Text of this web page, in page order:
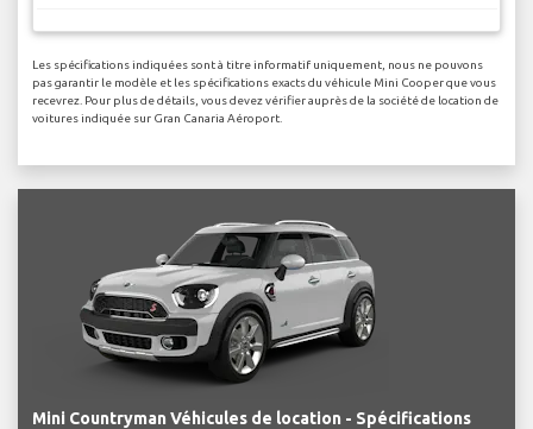
Les spécifications indiquées sont à titre informatif uniquement, nous ne pouvons
pas garantir le modèle et les spécifications exacts du véhicule Mini Cooper que vous
recevrez. Pour plus de détails, vous devez vérifier auprès de la société de location de
voitures indiquée sur Gran Canaria Aéroport.
Mini Countryman Véhicules de location - Spécifications